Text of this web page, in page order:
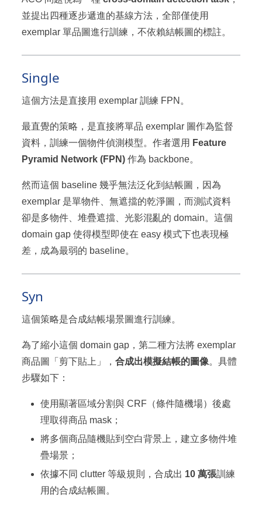
並提出四種逐步遞進的基線方法，全部僅使用
exemplar 單品圖進行訓練，不依賴結帳圖的標註。
Single
這個方法是直接用 exemplar 訓練 FPN。
最直覺的策略，是直接將單品 exemplar 圖作為監督
資料，訓練一個物件偵測模型。作者選用 Feature
Pyramid Network (FPN) 作為 backbone。
然而這個 baseline 幾乎無法泛化到結帳圖，因為
exemplar 是單物件、無遮擋的乾淨圖，而測試資料
卻是多物件、堆疊遮擋、光影混亂的 domain。這個
domain gap 使得模型即使在 easy 模式下也表現極
差，成為最弱的 baseline。
Syn
這個策略是合成結帳場景圖進行訓練。
為了縮小這個 domain gap，第二種方法將 exemplar
商品圖「剪下貼上」，合成出模擬結帳的圖像。具體
步驟如下：
使用顯著區域分割與 CRF（條件隨機場）後處
理取得商品 mask；
將多個商品隨機貼到空白背景上，建立多物件堆
疊場景；
依據不同 clutter 等級規則，合成出 10 萬張訓練
用的合成結帳圖。